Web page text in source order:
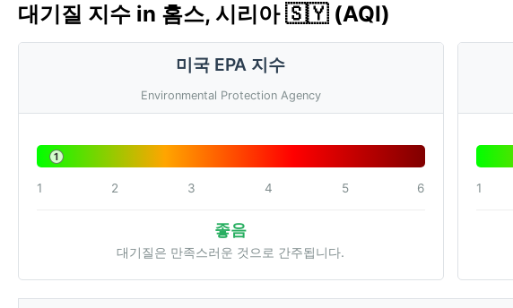
대기질 지수 in 홈스, 시리아 🇸🇾 (AQI)
미국 EPA 지수
Environmental Protection Agency
1
1 2 3 4 5 6
좋음
대기질은 만족스러운 것으로 간주됩니다.
1